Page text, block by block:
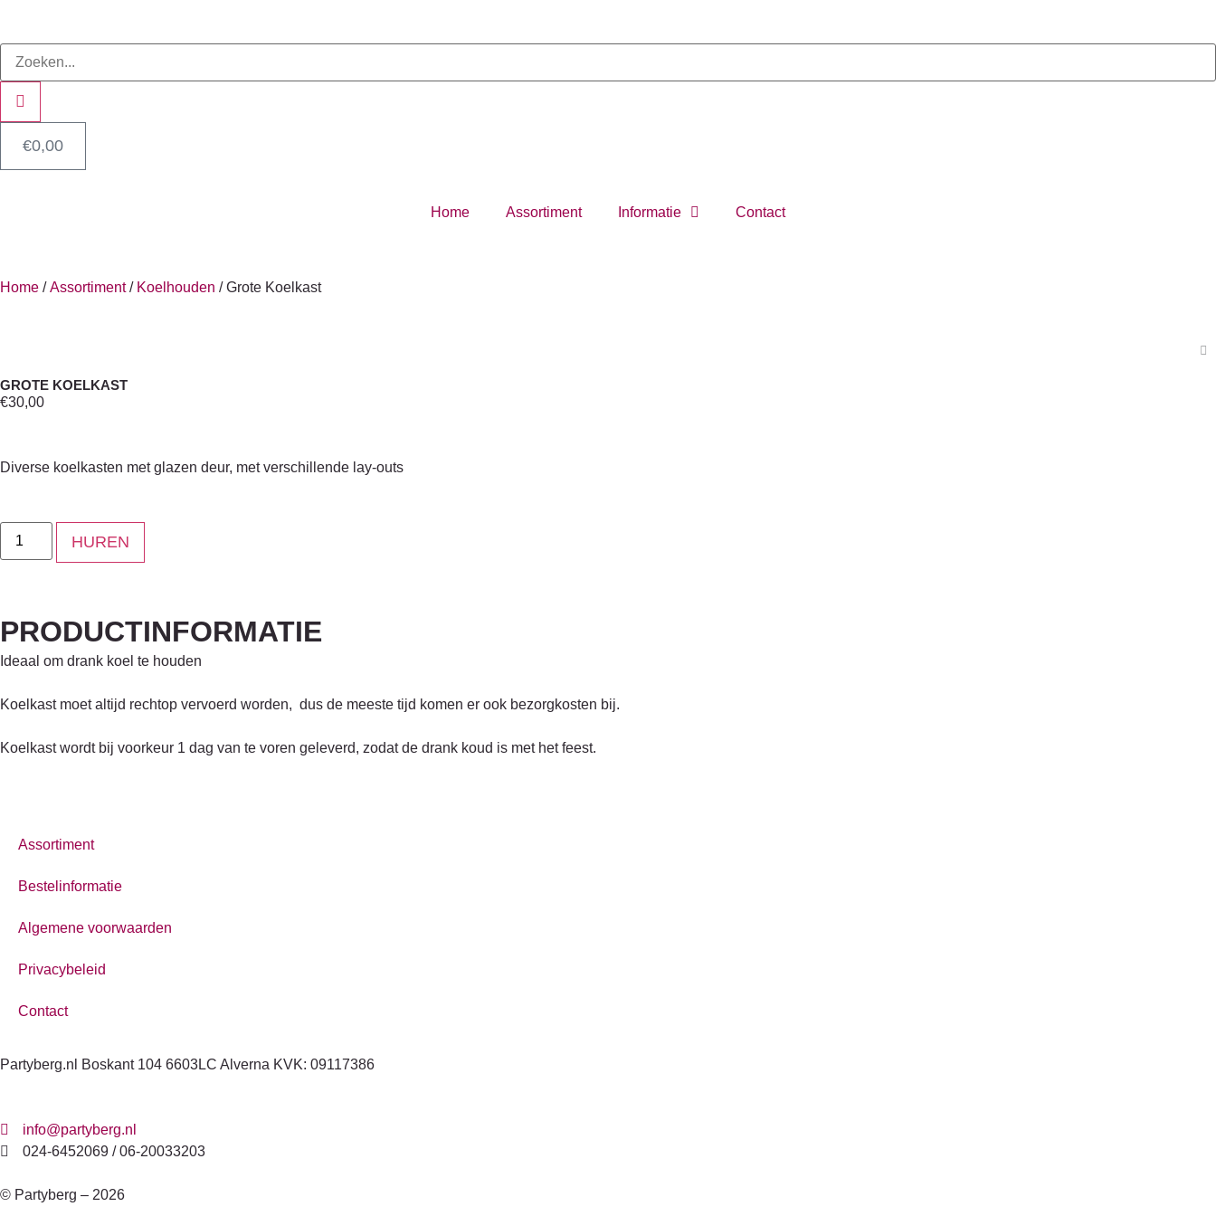
€0,00
Home Assortiment Informatie Contact
Home /Assortiment/ Koelhouden / Grote Koelkast
GROTE KOELKAST
€30,00
Diverse koelkasten met glazen deur, met verschillende lay-outs
HUREN
PRODUCTINFORMATIE
Ideaal om drank koel te houden
Koelkast moet altijd rechtop vervoerd worden, dus de meeste tijd komen er ook bezorgkosten bij.
Koelkast wordt bij voorkeur 1 dag van te voren geleverd, zodat de drank koud is met het feest.
Assortiment
Bestelinformatie
Algemene voorwaarden
Privacybeleid
Contact
Partyberg.nl Boskant 104 6603LC Alverna KVK: 09117386
info@partyberg.nl
024-6452069 / 06-20033203
© Partyberg – 2026